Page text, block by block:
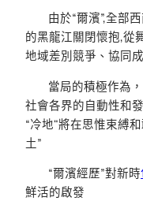
由於“爾濱”,全部
的黑龍江關閉懷抱,從
地域差別競爭、協同
當局的積極作為
社會各界的自動性和
“冷地"將在思惟束縛
土”
“爾濱經歷”對新時
鮮活的啟發